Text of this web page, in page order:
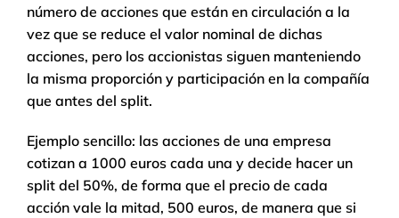
número de acciones que están en circulación a la
vez que se reduce el valor nominal de dichas
acciones, pero los accionistas siguen manteniendo
la misma proporción y participación en la compañía
que antes del split.
Ejemplo sencillo: las acciones de una empresa
cotizan a 1000 euros cada una y decide hacer un
split del 50%, de forma que el precio de cada
acción vale la mitad, 500 euros, de manera que si